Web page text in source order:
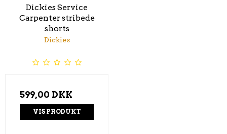
Dickies Service
Carpenter stribede
shorts
Dickies
599,00 DKK
VIS PRODUKT